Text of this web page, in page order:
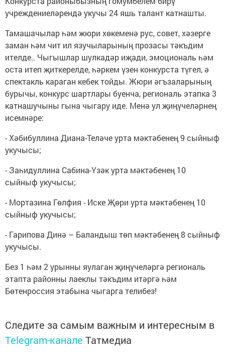
учреждениеләрендә укучы 24 яшь талант катнашты.
Тамашачылар һәм жюри хөкеменә рус, совет, хәзерге
заман һәм чит ил язучыларының прозасы тәкъдим
ителде.. Чыгышлар шулкадәр иҗади, эмоциональ һәм
оста итеп җиткерелде, һәркем үзен конкурста түгел, ә
спектакль караган кебек тойды. Жюри әгъзаларының
бурычы, конкурс шартлары буенча, региональ этапка 3
катнашучыны гына чыгару иде. Менә ул җиңүчеләрнең
исемнәре:
- Хәбибуллина Диана-Теләче урта мәктәбенең 9 сыйныф
укучысы;
- Заһидуллина Сабина-Үзәк урта мәктәбенең 10
сыйныф укучысы;
- Мортазина Гөлфия - Иске Җөри урта мәктәбенең 10
сыйныф укучысы;
- Гарипова Динә – Баландыш төп мәктәбенең 8 сыйныф
укучысы.
Без 1 һәм 2 урынны яулаган җиңүчеләргә региональ
этапта районны лаеклы тәкъдим итәргә һәм
Бөтенроссия этабына чыгарга телибез!
Следите за самым важным и интересным в
Telegram-канале Татмедиа